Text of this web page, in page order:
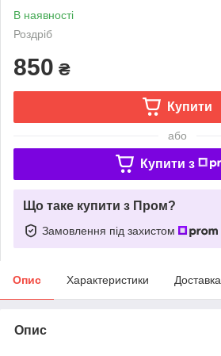
В наявності
Роздріб
850 ₴
Купити
або
Купити з
Що таке купити з Пром?
Замовлення під захистом
Опис Характеристики Доставка
Опис